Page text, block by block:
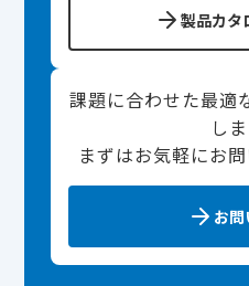
製品カタ
課題に合わせた最適
しま
まずはお気軽にお
お